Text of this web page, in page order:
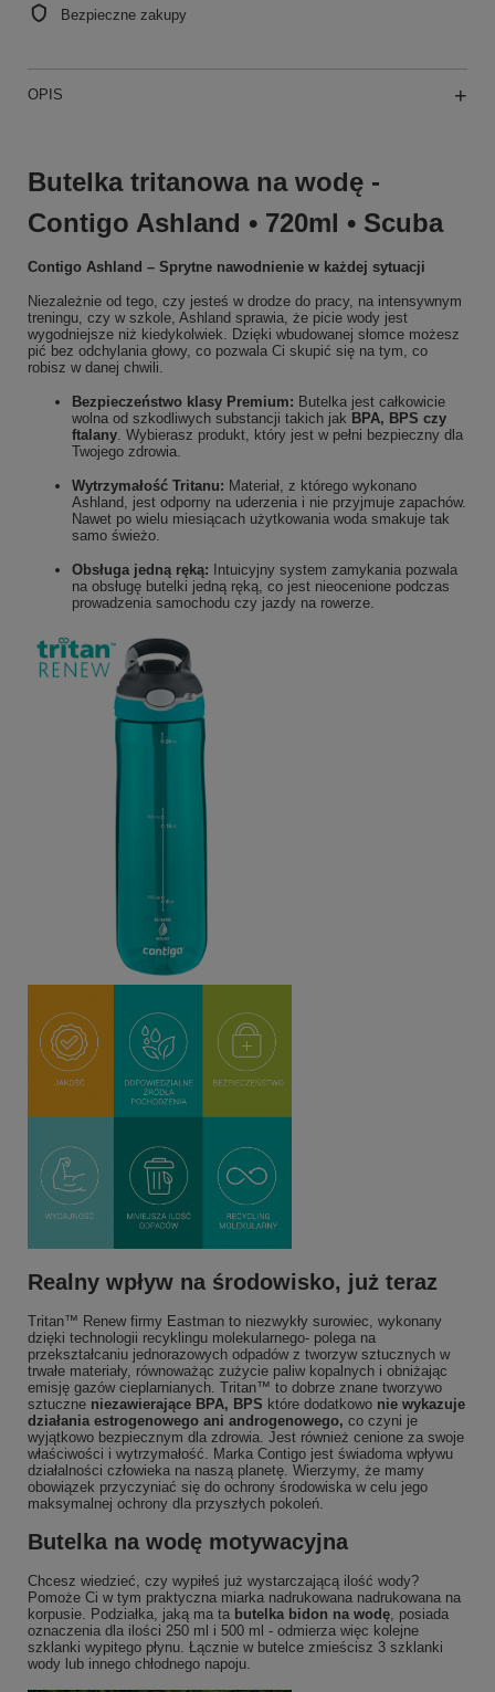
Bezpieczne zakupy
OPIS
Butelka tritanowa na wodę -
Contigo Ashland • 720ml • Scuba
Contigo Ashland – Sprytne nawodnienie w każdej sytuacji
Niezależnie od tego, czy jesteś w drodze do pracy, na intensywnym
treningu, czy w szkole, Ashland sprawia, że picie wody jest
wygodniejsze niż kiedykolwiek. Dzięki wbudowanej słomce możesz
pić bez odchylania głowy, co pozwala Ci skupić się na tym, co
robisz w danej chwili.
Bezpieczeństwo klasy Premium: Butelka jest całkowicie
wolna od szkodliwych substancji takich jak BPA, BPS czy
ftalany . Wybierasz produkt, który jest w pełni bezpieczny dla
Twojego zdrowia.
Wytrzymałość Tritanu: Materiał, z którego wykonano
Ashland, jest odporny na uderzenia i nie przyjmuje zapachów.
Nawet po wielu miesiącach użytkowania woda smakuje tak
samo świeżo.
Obsługa jedną ręką: Intuicyjny system zamykania pozwala
na obsługę butelki jedną ręką, co jest nieocenione podczas
prowadzenia samochodu czy jazdy na rowerze.
Realny wpływ na środowisko, już teraz
Tritan™ Renew firmy Eastman to niezwykły surowiec, wykonany
dzięki technologii recyklingu molekularnego- polega na
przekształcaniu jednorazowych odpadów z tworzyw sztucznych w
trwałe materiały, równoważąc zużycie paliw kopalnych i obniżając
emisję gazów cieplarnianych. Tritan™ to dobrze znane tworzywo
sztuczne niezawierające BPA, BPS które dodatkowo nie wykazuje
działania estrogenowego ani androgenowego, co czyni je
wyjątkowo bezpiecznym dla zdrowia. Jest również cenione za swoje
właściwości i wytrzymałość. Marka Contigo jest świadoma wpływu
działalności człowieka na naszą planetę. Wierzymy, że mamy
obowiązek przyczyniać się do ochrony środowiska w celu jego
maksymalnej ochrony dla przyszłych pokoleń.
Butelka na wodę motywacyjna
Chcesz wiedzieć, czy wypiłeś już wystarczającą ilość wody?
Pomoże Ci w tym praktyczna miarka nadrukowana nadrukowana na
korpusie. Podziałka, jaką ma ta butelka bidon na wodę , posiada
oznaczenia dla ilości 250 ml i 500 ml - odmierza więc kolejne
szklanki wypitego płynu. Łącznie w butelce zmieścisz 3 szklanki
wody lub innego chłodnego napoju.